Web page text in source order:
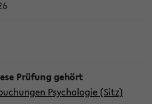
Psychologie (Sitz)